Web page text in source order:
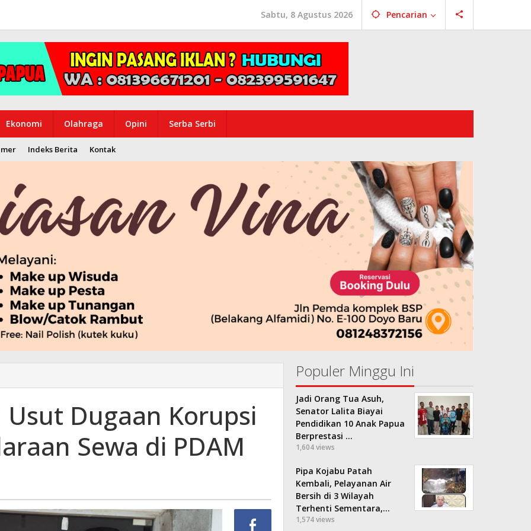
Sabtu, 8 Agustus 2026 Pencarian
Ekonomi Olahraga Opini Serba Serbi
Indeks Berita Kontak
Usut Dugaan Korupsi
Sewa di PDAM
Populer Minggu Ini
Jadi Orang Tua Asuh,
Senator Lalita Biayai
Pendidikan 10 Anak Papua
Berprestasi …
1,604 views
Pipa Kojabu Patah
Kembali, Pelayanan Air
Bersih di 3 Wilayah
Terhenti Sementara,…
1,574 views